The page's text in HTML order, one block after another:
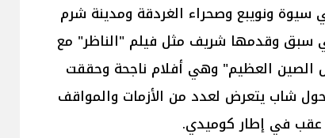
سيوة ونويبع وصحراء الغردقة ومدينة شرم
سبق وقدمها شريف مثل فيلم "الناظر" مع
الصين العظيم" وهي أفلام ناجحة وحققت
حول شاب يتعرض لعدد من الأزمات والمواقف
عقب في إطار كوميدي.